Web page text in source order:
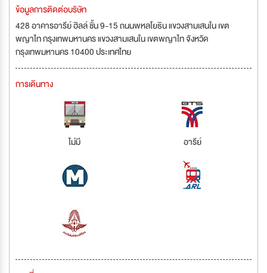
ข้อมูลการติดต่อบริษัท
428 อาคารอารีย์ ฮิลล์ ชั้น 9-15 ถนนพหลโยธิน แขวงสามเสนใน เขต
พญาไท กรุงเทพมหานคร แขวงสามเสนใน เขตพญาไท จังหวัด
กรุงเทพมหานคร 10400 ประเทศไทย
การเดินทาง
ไม่มี อารีย์